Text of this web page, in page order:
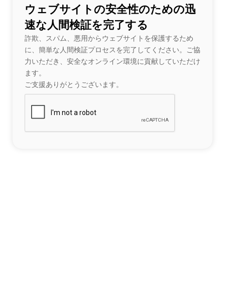
ウェブサイトの安全性のための迅
速な人間検証を完了する
詐欺、スパム、悪用からウェブサイトを保護するため
に、簡単な人間検証プロセスを完了してください。ご協
力いただき、安全なオンライン環境に貢献していただけ
ます。
ご支援ありがとうございます。